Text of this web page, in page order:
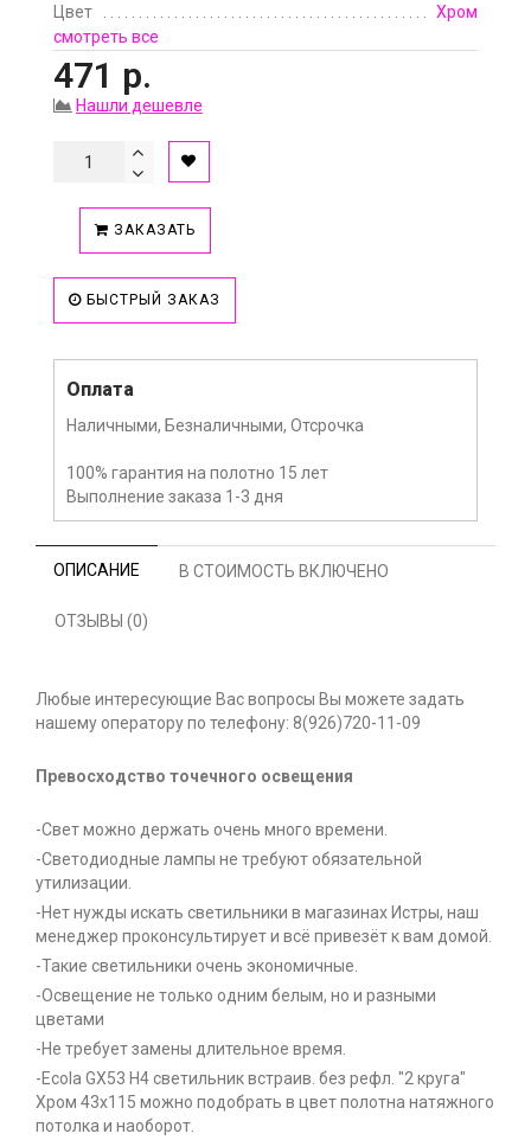
Цвет
Хром
смотреть все
471 р.
Нашли дешевле
ЗАКАЗАТЬ
БЫСТРЫЙ ЗАКАЗ
Оплата
Наличными, Безналичными, Отсрочка
100% гарантия на полотно 15 лет
Выполнение заказа 1-3 дня
ОПИСАНИЕ В СТОИМОСТЬ ВКЛЮЧЕНО
ОТЗЫВЫ (0)
Любые интересующие Вас вопросы Вы можете задать
нашему оператору по телефону: 8(926)720-11-09
Превосходство точечного освещения
-Свет можно держать очень много времени.
-Светодиодные лампы не требуют обязательной
утилизации.
-Нет нужды искать светильники в магазинах Истры, наш
менеджер проконсультирует и всё привезёт к вам домой.
-Такие светильники очень экономичные.
-Освещение не только одним белым, но и разными
цветами
-Не требует замены длительное время.
-Ecola GX53 H4 светильник встраив. без рефл. "2 круга"
Хром 43x115 можно подобрать в цвет полотна натяжного
потолка и наоборот.